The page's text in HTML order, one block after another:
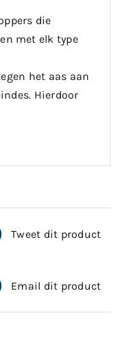
die
met elk type
het aas aan
Hierdoor
Tweet dit product
Email dit product